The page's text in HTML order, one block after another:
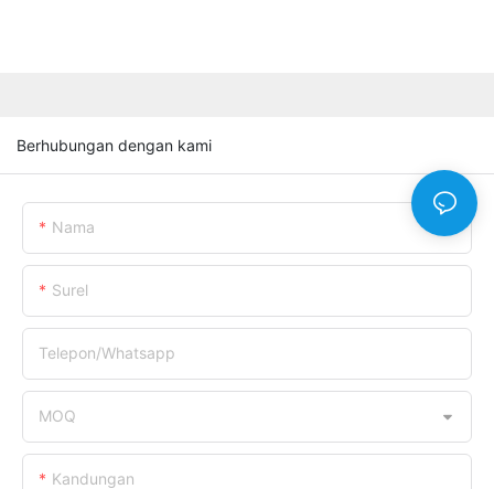
Berhubungan dengan kami
Nama
Surel
Telepon/whatsapp
MOQ
Kandungan